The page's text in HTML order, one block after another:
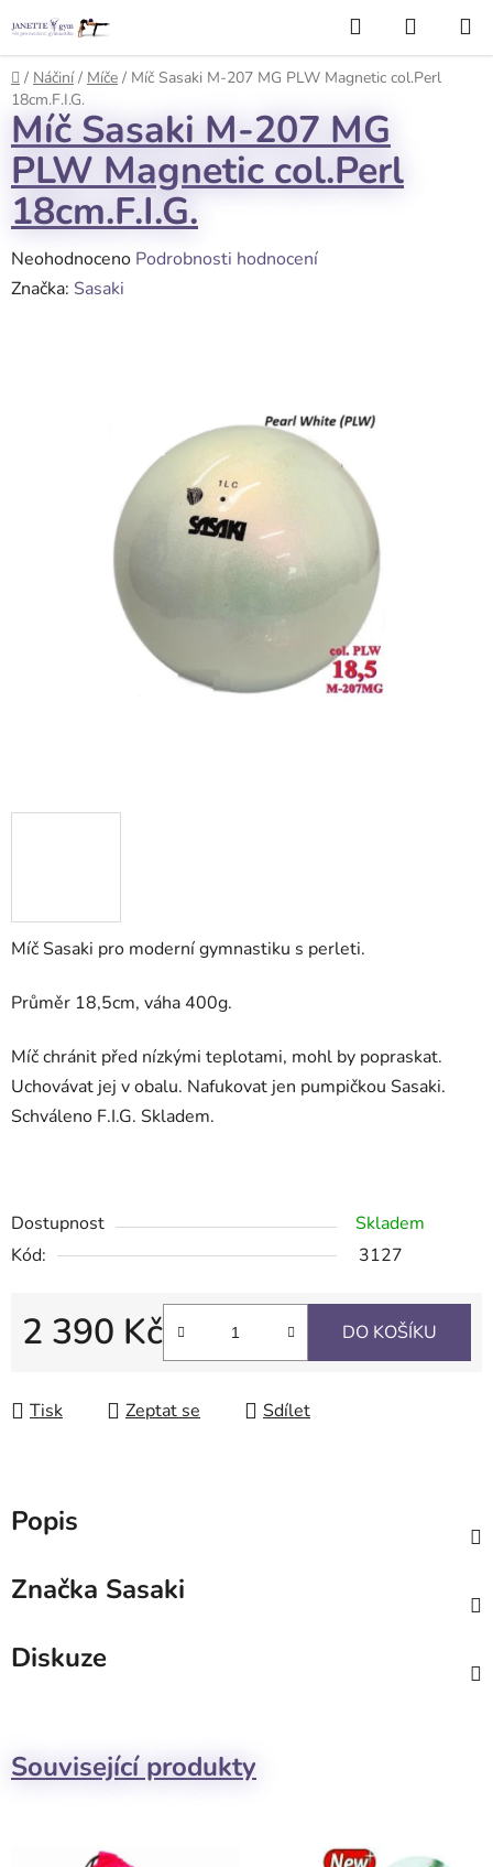
na
obsah
Hledat
KOŠÍK
Domů
/ Náčiní / Míče / Míč Sasaki M-207 MG PLW Magnetic col.Perl
18cm.F.I.G.
Míč Sasaki pro moderní gymnastiku s perleti.
Průměr 18,5cm, váha 400g.
Míč chránit před nízkými teplotami, mohl by popraskat.
Uchovávat jej v obalu. Nafukovat jen pumpičkou Sasaki.
Schváleno F.I.G. Skladem.
Dostupnost
Skladem
Kód:
3127
2 390 Kč DO KOŠÍKU
Tisk Zeptat se Sdílet
Míč Sasaki M-207 MG
PLW Magnetic col.Perl
18cm.F.I.G.
Průměrné
hodnocení
Neohodnoceno Podrobnosti hodnocení
Značka: Sasaki
Popis
Značka Sasaki
Diskuze
Související produkty